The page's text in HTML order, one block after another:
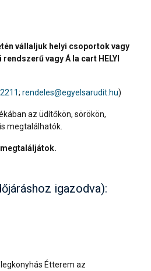
vállaljuk helyi csoportok vagy
vagy Á la cart HELYI
; rendeles@egyelsarudit.hu)
az üdítőkön, sörökön,
megtalálhatók.
igazodva):
Étterem az